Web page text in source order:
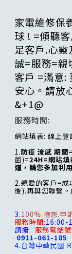
家電維修保
球 ! =傾聽
足客戶.心
誠=服務=親
客戶 =滿意:
安心。請放
&+1@
服務時間:
網站填表: 線上
1.防疫 流感 期間
菌)=24H=網站填
道，請您多加利
2.親愛的客戶=成
後).再與您聯繫
3.100%.抱怨.申
服務時間:16:00-
請撥: 服務電話
0911-061-185
4.台灣中華民國